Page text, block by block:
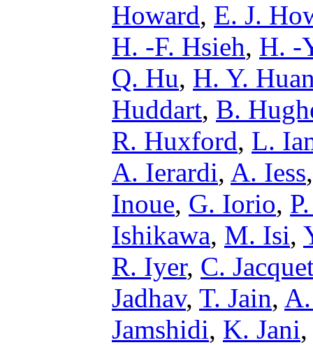
Howard, E. J.
H. -F. Hsieh, H. -
Q. Hu, H. Y.
Huddart, B.
R. Huxford, L.
A. Ierardi, A. Iess
Inoue, G. Iorio,
Ishikawa, M. Isi,
R. Iyer, C.
Jadhav, T. Jain,
Jamshidi, K. Jani